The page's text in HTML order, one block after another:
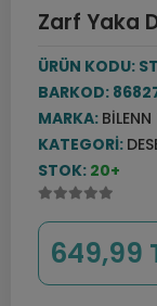
Zarf Yaka
ÜRÜN KODU:
BARKOD:
MARKA:
KATEGORI:
STOK: 20+
649,99